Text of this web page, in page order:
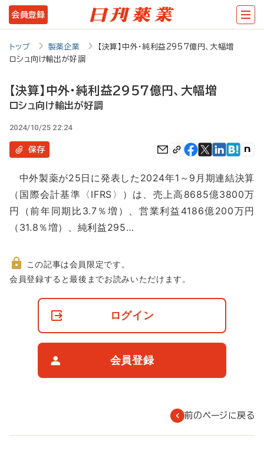
メ
イ
テ
ツ
に
会員登録
トップ 製薬企業
【決算】中外・純利益2957億円、大幅増
ロシュ向け輸出が好調
【決算】中外・純利益2957億円、大幅増
ロシュ向け輸出が好調
2024/10/25 22:24
保存
中外製薬が25日に発表した2024年1～9月期連結決算
（国際会計基準〈IFRS〉）は、売上高8685億3800万
円（前年同期比3.7％増）、営業利益4186億200万円
（31.8％増）、純利益295…
非
この記事は会員限定です。
会員登録すると最後までお読みいただけます。
ログイン
会員登録
前のページに戻る